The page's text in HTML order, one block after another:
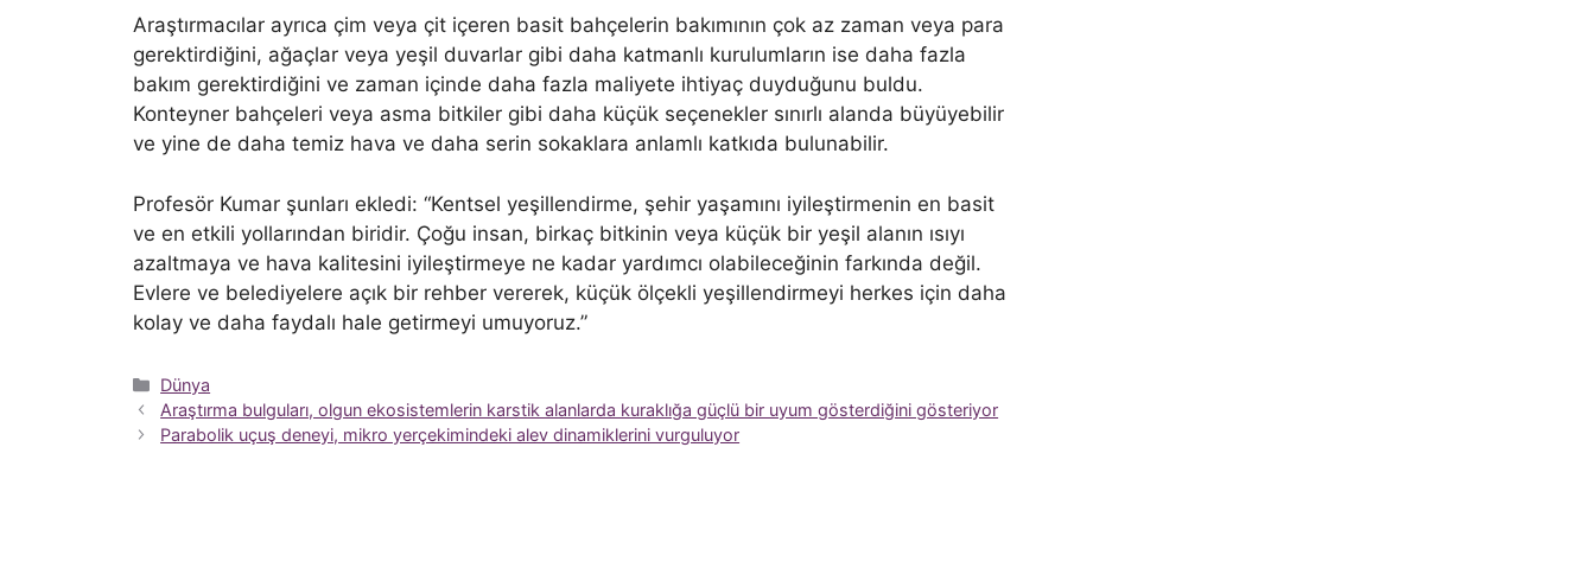
Araştırmacılar ayrıca çim veya çit içeren basit bahçelerin bakımının çok az zaman veya para
gerektirdiğini, ağaçlar veya yeşil duvarlar gibi daha katmanlı kurulumların ise daha fazla
bakım gerektirdiğini ve zaman içinde daha fazla maliyete ihtiyaç duyduğunu buldu.
Konteyner bahçeleri veya asma bitkiler gibi daha küçük seçenekler sınırlı alanda büyüyebilir
ve yine de daha temiz hava ve daha serin sokaklara anlamlı katkıda bulunabilir.
Profesör Kumar şunları ekledi: “Kentsel yeşillendirme, şehir yaşamını iyileştirmenin en basit
ve en etkili yollarından biridir. Çoğu insan, birkaç bitkinin veya küçük bir yeşil alanın ısıyı
azaltmaya ve hava kalitesini iyileştirmeye ne kadar yardımcı olabileceğinin farkında değil.
Evlere ve belediyelere açık bir rehber vererek, küçük ölçekli yeşillendirmeyi herkes için daha
kolay ve daha faydalı hale getirmeyi umuyoruz.”
Kategoriler
Dünya
Araştırma bulguları, olgun ekosistemlerin karstik alanlarda kuraklığa güçlü bir uyum gösterdiğini gösteriyor
Parabolik uçuş deneyi, mikro yerçekimindeki alev dinamiklerini vurguluyor